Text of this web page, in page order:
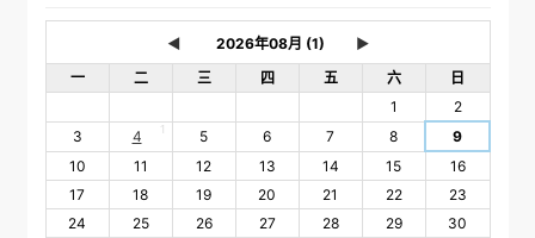
◄
►
一
二 三 四 五 六
日
1
2
3
4 1 5 6 7 8
9
10
11 12 13 14 15
16
17
18 19 20 21 22
23
24
25 26 27 28 29
30